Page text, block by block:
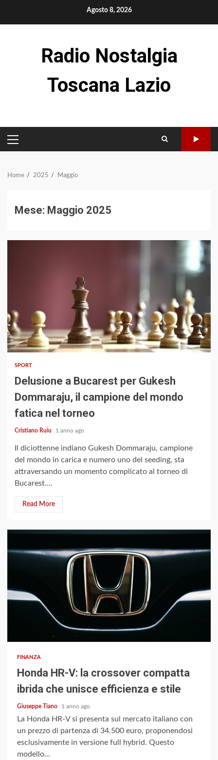
Agosto 8, 2026
Radio Nostalgia
Toscana Lazio
PRIMARY
MENU
Home 2025 Maggio
Mese: Maggio 2025
3 min read
SPORT
Delusione a Bucarest per Gukesh
Dommaraju, il campione del mondo
fatica nel torneo
Cristiano Ruiu 1 anno ago
Il diciottenne indiano Gukesh Dommaraju, campione
del mondo in carica e numero uno del seeding, sta
attraversando un momento complicato al torneo di
Bucarest....
Read More
FINANZA
Honda HR-V: la crossover compatta
ibrida che unisce efficienza e stile
Giuseppe Tiano 1 anno ago
La Honda HR-V si presenta sul mercato italiano con
un prezzo di partenza di 34.500 euro, proponendosi
esclusivamente in versione full hybrid. Questo
modello...